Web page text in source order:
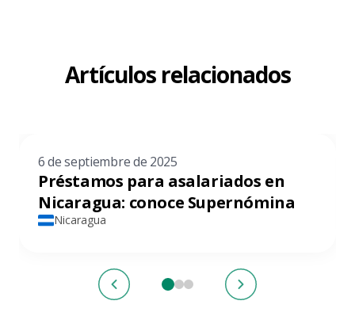
Artículos relacionados
6 de septiembre de 2025
Préstamos para asalariados en
Nicaragua: conoce Supernómina
Nicaragua